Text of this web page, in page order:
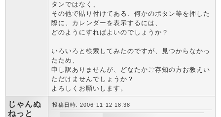
タンではなく、
その他で貼り付けてある、何かのボタン等を押した
際に、カレンダーを表示するには、
どのようにすればよいのでしょうか？
いろいろと検索してみたのですが、見つからなかっ
たため、
申し訳ありませんが、どなたかご存知の方お教えい
ただけませんでしょうか？
よろしくお願いします。
じゃんぬ
ねっと
投稿日時: 2006-11-12 18:38